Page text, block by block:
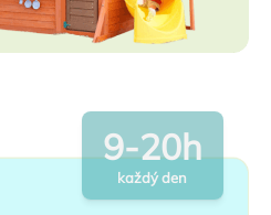
9-20h
každý den